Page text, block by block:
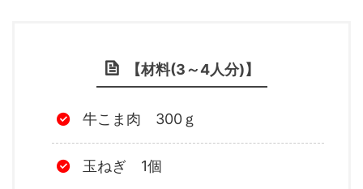
【材料(3～4人分)】
牛こま肉 300ｇ
玉ねぎ 1個